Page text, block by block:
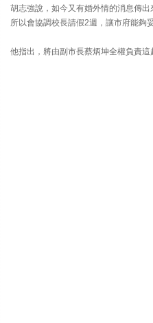
胡志強說，如今又有婚外情的消息傳
所以會協調校長請假2週，讓市府能夠
他指出，將由副市長蔡炳坤全權負責這